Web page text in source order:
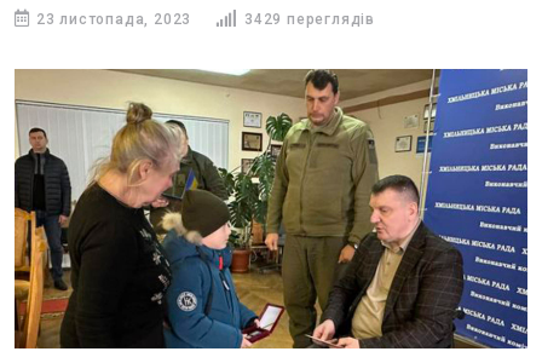
23 листопада, 2023
3429 переглядів